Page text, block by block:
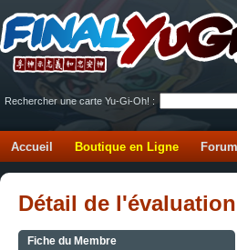
Rechercher une carte Yu-Gi-Oh! :
Accueil Boutique en Ligne
Détail de
Fiche du Membre